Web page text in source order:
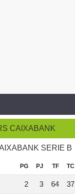
CAIXABANK
SERIE B
PG PJ TF TC
2 3 64 37